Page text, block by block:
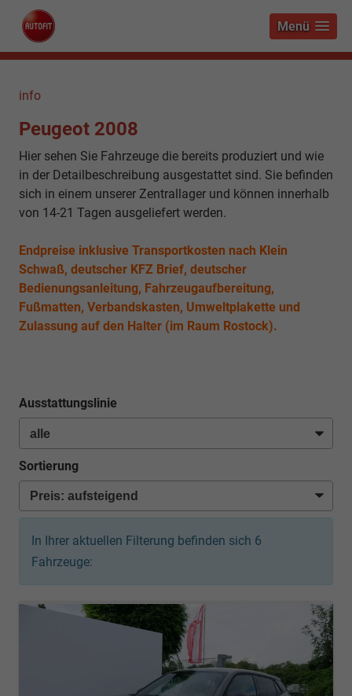
Menü
info
Peugeot 2008
Hier sehen Sie Fahrzeuge die bereits produziert und wie
in der Detailbeschreibung ausgestattet sind. Sie befinden
sich in einem unserer Zentrallager und können innerhalb
von 14-21 Tagen ausgeliefert werden.
Endpreise inklusive Transportkosten nach Klein
Schwaß, deutscher KFZ Brief, deutscher
Bedienungsanleitung, Fahrzeugaufbereitung,
Fußmatten, Verbandskasten, Umweltplakette und
Zulassung auf den Halter (im Raum Rostock).
Ausstattungslinie
Sortierung
In Ihrer aktuellen Filterung befinden sich 6
Fahrzeuge: